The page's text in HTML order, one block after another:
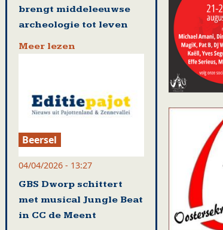
brengt middeleeuwse
archeologie tot leven
Meer lezen
Beersel
04/04/2026 - 13:27
GBS Dworp schittert
met musical Jungle Beat
in CC de Meent